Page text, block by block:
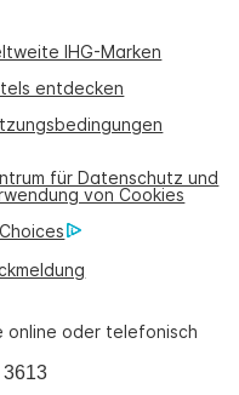
IHG-Marken
entdecken
für Datenschutz und
von Cookies
online oder telefonisch
3613